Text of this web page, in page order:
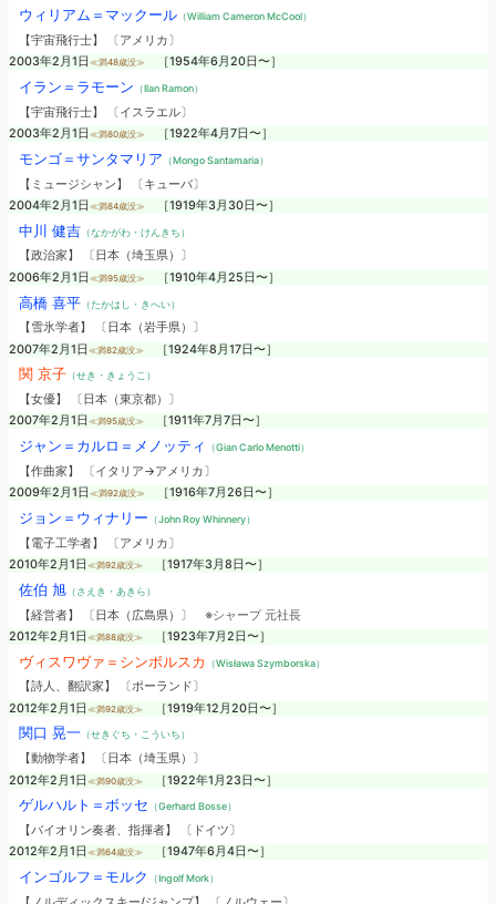
ウィリアム＝マックール（William Cameron McCool）
【宇宙飛行士】 〔アメリカ〕
2003年2月1日 ≪満48歳没≫ ［1954年6月20日〜］
イラン＝ラモーン （Ilan Ramon）
【宇宙飛行士】 〔イスラエル〕
2003年2月1日 ≪満80歳没≫ ［1922年4月7日〜］
モンゴ＝サンタマリア （Mongo Santamaria）
【ミュージシャン】 〔キューバ〕
2004年2月1日 ≪満84歳没≫ ［1919年3月30日〜］
中川 健吉（なかがわ・けんきち）
【政治家】 〔日本（埼玉県）〕
2006年2月1日 ≪満95歳没≫ ［1910年4月25日〜］
高橋 喜平（たかはし・きへい）
【雪氷学者】 〔日本（岩手県）〕
2007年2月1日 ≪満82歳没≫ ［1924年8月17日〜］
関 京子（せき・きょうこ）
【女優】 〔日本（東京都）〕
2007年2月1日 ≪満95歳没≫ ［1911年7月7日〜］
ジャン＝カルロ＝メノッティ （Gian Carlo Menotti）
【作曲家】 〔イタリア→アメリカ〕
2009年2月1日 ≪満92歳没≫ ［1916年7月26日〜］
ジョン＝ウィナリー （John Roy Whinnery）
【電子工学者】 〔アメリカ〕
2010年2月1日 ≪満92歳没≫ ［1917年3月8日〜］
佐伯 旭（さえき・あきら）
【経営者】 〔日本（広島県）〕 ※シャープ 元社長
2012年2月1日 ≪満88歳没≫ ［1923年7月2日〜］
ヴィスワヴァ＝シンボルスカ （Wisława Szymborska）
【詩人、翻訳家】 〔ポーランド〕
2012年2月1日 ≪満92歳没≫ ［1919年12月20日〜］
関口 晃一（せきぐち・こういち）
【動物学者】 〔日本（埼玉県）〕
2012年2月1日 ≪満90歳没≫ ［1922年1月23日〜］
ゲルハルト＝ボッセ （Gerhard Bosse）
【バイオリン奏者、指揮者】 〔ドイツ〕
2012年2月1日 ≪満64歳没≫ ［1947年6月4日〜］
インゴルフ＝モルク （Ingolf Mork）